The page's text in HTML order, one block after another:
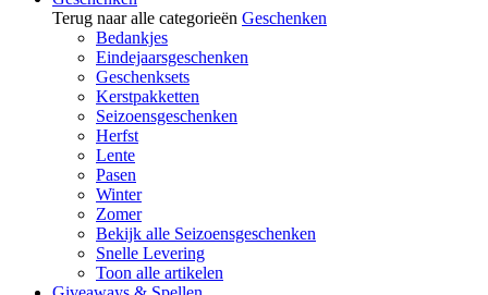
Terug naar alle categorieën Geschenken
Bedankjes
Eindejaarsgeschenken
Geschenksets
Kerstpakketten
Seizoensgeschenken
Herfst
Lente
Pasen
Winter
Zomer
Bekijk alle Seizoensgeschenken
Snelle Levering
Toon alle artikelen